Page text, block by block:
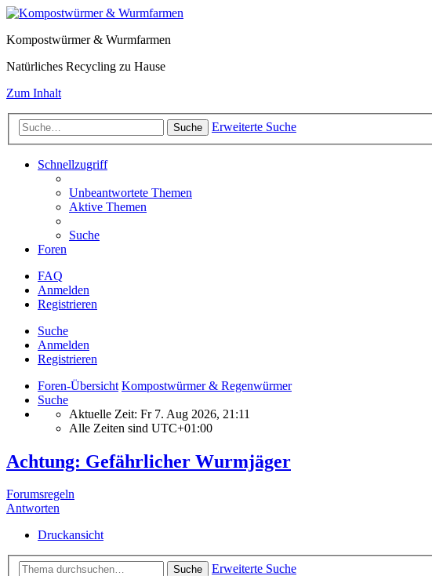
Kompostwürmer & Wurmfarmen
Natürliches Recycling zu Hause
Zum Inhalt
Suche Erweiterte Suche
Schnellzugriff
Unbeantwortete Themen
Aktive Themen
Suche
Foren
FAQ
Anmelden
Registrieren
Suche
Anmelden
Registrieren
Foren-Übersicht Kompostwürmer & Regenwürmer
Suche
Aktuelle Zeit: Fr 7. Aug 2026, 21:11
Alle Zeiten sind UTC+01:00
Achtung: Gefährlicher Wurmjäger
Forumsregeln
Antworten
Druckansicht
Suche
Erweiterte Suche